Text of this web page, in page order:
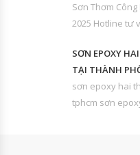
Sơn Thơm Công
2025 Hotline tư
SƠN EPOXY
TẠI THÀNH
sơn epoxy hai
tphcm sơn